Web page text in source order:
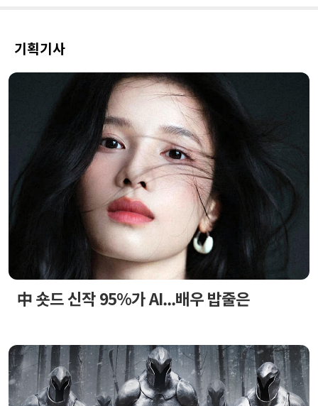
기획기사
中 숏드 신작 95%가 AI...배우 밥줄은